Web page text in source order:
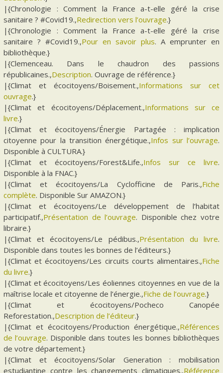
|{Chronologie : Comment la France a-t-elle géré la crise
sanitaire ? #Covid19.,Redirection vers l’ouvrage.}
|{Chronologie : Comment la France a-t-elle géré la crise
sanitaire ? #Covid19.,Pour en savoir plus. A emprunter en
bibliothèque.}
|{Clemenceau. Dans le chaudron des passions
républicaines.,Description. Ouvrage de référence.}
|{Climat et écocitoyens/Boisement.,Informations sur cet
ouvrage.}
|{Climat et écocitoyens/Déplacement.,Informations sur ce
livre.}
|{Climat et écocitoyens/Énergie Partagée : implication
citoyenne pour la transition énergétique.,Infos sur l’ouvrage.
Disponible à CULTURA.}
|{Climat et écocitoyens/Forest&Life.,Infos sur ce livre.
Disponible à la FNAC.}
|{Climat et écocitoyens/La Cyclofficine de Paris.,Fiche
complète. Disponible Sur AMAZON.}
|{Climat et écocitoyens/Le développement de l’habitat
participatif.,Présentation de l’ouvrage. Disponible chez votre
libraire.}
|{Climat et écocitoyens/Le pédibus.,Présentation du livre.
Disponible dans toutes les bonnes de l’éditeurs.}
|{Climat et écocitoyens/Les circuits courts alimentaires.,Fiche
du livre.}
|{Climat et écocitoyens/Les éoliennes citoyennes en vue de la
maîtrise locale et citoyenne de l’énergie.,Fiche de l’ouvrage.}
|{Climat et écocitoyens/Pocheco Canopée
Reforestation.,Description de l’éditeur.}
|{Climat et écocitoyens/Production énergétique.,Références
de l’ouvrage. Disponible dans toutes les bonnes bibliothèques
de votre département.}
|{Climat et écocitoyens/Solar Generation : mobilisation
estudiantine contre les changements climatiques.,Référence